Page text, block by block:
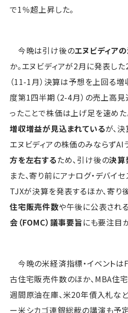
で1％超上昇した。
今晩は引け後のエヌビディア
か。エヌビディアが2月に発表し
（11-1月）決算は予想を上回る
度第1四半期（2-4月）の売上高
ったことで株価は上げ足を速め
増収増益が見込まれているが、
エヌビディアの株価のみならずAI
方を左右するため、引け後の決算
また、寄り前にアナログ・デバイ
TJXが決算を発表するほか、寄り
住宅販売件数や午後に公表され
会（FOMC）議事要旨にも要注目
今晩の米経済指標・イベントは
古住宅販売件数のほか、MBA住
週間原油在庫、米20年債入札など
ー米シカゴ連銀総裁の講演も予